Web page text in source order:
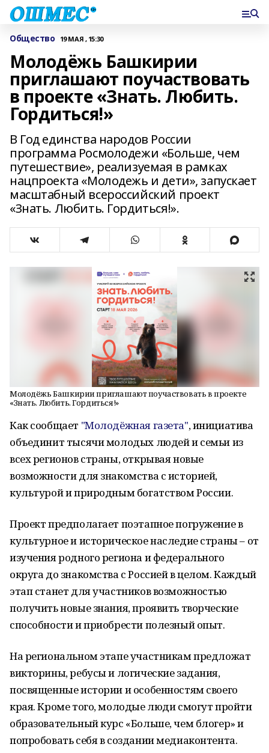
Общество 19 МАЯ , 15:30
Молодёжь Башкирии
приглашают поучаствовать
в проекте «Знать. Любить.
Гордиться!»
В Год единства народов России
программа Росмолодежи «Больше, чем
путешествие», реализуемая в рамках
нацпроекта «Молодежь и дети», запускает
масштабный всероссийский проект
«Знать. Любить. Гордиться!».
Молодёжь Башкирии приглашают поучаствовать в проекте
«Знать. Любить. Гордиться!»
Как сообщает "Молодёжная газета", инициатива
объединит тысячи молодых людей и семьи из
всех регионов страны, открывая новые
возможности для знакомства с историей,
культурой и природным богатством России.
Проект предполагает поэтапное погружение в
культурное и историческое наследие страны – от
изучения родного региона и федерального
округа до знакомства с Россией в целом. Каждый
этап станет для участников возможностью
получить новые знания, проявить творческие
способности и приобрести полезный опыт.
На региональном этапе участникам предложат
викторины, ребусы и логические задания,
посвященные истории и особенностям своего
края. Кроме того, молодые люди смогут пройти
образовательный курс «Больше, чем блогер» и
попробовать себя в создании медиаконтента.